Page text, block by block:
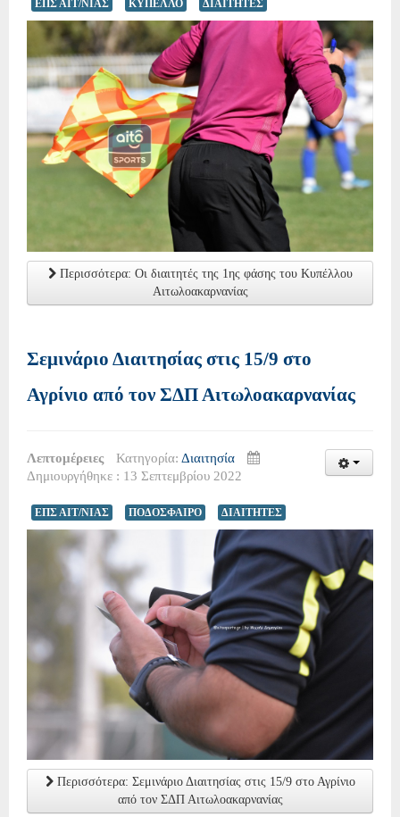
ΕΠΣ ΑΙΤ/ΝΙΑΣ ΚΥΠΕΛΛΟ ΔΙΑΙΤΗΤΕΣ
Περισσότερα: Οι διαιτητές της 1ης φάσης του Κυπέλλου
Αιτωλοακαρνανίας
Σεμινάριο Διαιτησίας στις 15/9 στο
Αγρίνιο από τον ΣΔΠ Αιτωλοακαρνανίας
Λεπτομέρειες Κατηγορία: Διαιτησία
Δημιουργήθηκε : 13 Σεπτεμβρίου 2022
ΕΠΣ ΑΙΤ/ΝΙΑΣ ΠΟΔΟΣΦΑΙΡΟ ΔΙΑΙΤΗΤΕΣ
Περισσότερα: Σεμινάριο Διαιτησίας στις 15/9 στο Αγρίνιο
από τον ΣΔΠ Αιτωλοακαρνανίας